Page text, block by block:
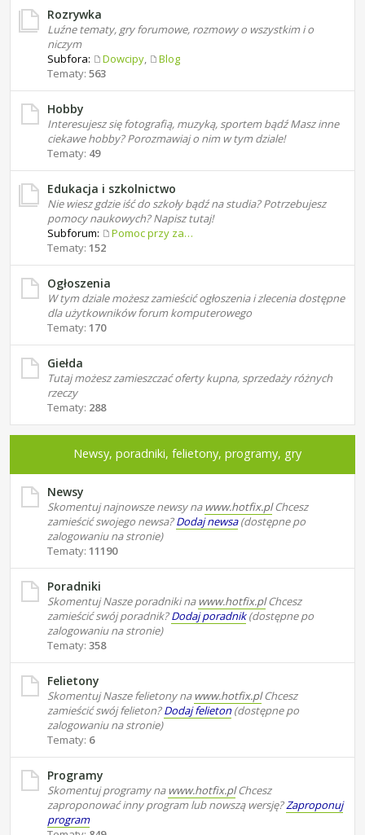
Rozrywka
Luźne tematy, gry forumowe, rozmowy o wszystkim i o
niczym
Subfora:
Dowcipy,
Blog
Tematy: 563
Hobby
Interesujesz się fotografią, muzyką, sportem bądź Masz inne
ciekawe hobby? Porozmawiaj o nim w tym dziale!
Tematy: 49
Edukacja i szkolnictwo
Nie wiesz gdzie iść do szkoły bądź na studia? Potrzebujesz
pomocy naukowych? Napisz tutaj!
Subforum:
Pomoc przy zadaniach domowych
Tematy: 152
Ogłoszenia
W tym dziale możesz zamieścić ogłoszenia i zlecenia dostępne
dla użytkowników forum komputerowego
Tematy: 170
Giełda
Tutaj możesz zamieszczać oferty kupna, sprzedaży różnych
rzeczy
Tematy: 288
Newsy, poradniki, felietony, programy, gry
Newsy
Skomentuj najnowsze newsy na www.hotfix.plChcesz
zamieścić swojego newsa?Dodaj newsa(dostępne po
zalogowaniu na stronie)
Tematy: 11190
Poradniki
Skomentuj Nasze poradniki na www.hotfix.plChcesz
zamieścić swój poradnik?Dodaj poradnik(dostępne po
zalogowaniu na stronie)
Tematy: 358
Felietony
Skomentuj Nasze felietony na www.hotfix.plChcesz
zamieścić swój felieton?Dodaj felieton(dostępne po
zalogowaniu na stronie)
Tematy: 6
Programy
Skomentuj programy na www.hotfix.plChcesz
zaproponować inny program lub nowszą wersję?Zaproponuj
program